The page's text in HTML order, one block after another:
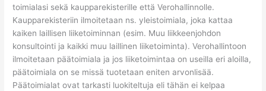
toimialasi sekä kaupparekisterille että Verohallinnolle.
Kaupparekisteriin ilmoitetaan ns. yleistoimiala, joka kattaa
kaiken laillisen liiketoiminnan (esim. Muu liikkeenjohdon
konsultointi ja kaikki muu laillinen liiketoiminta). Verohallintoon
ilmoitetaan päätoimiala ja jos liiketoimintaa on useilla eri aloilla,
päätoimiala on se missä tuotetaan eniten arvonlisää.
Päätoimialat ovat tarkasti luokiteltuja eli tähän ei kelpaa